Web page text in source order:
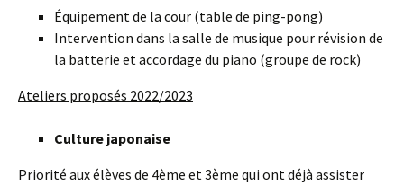
Équipement de la cour (table de ping-pong)
Intervention dans la salle de musique pour révision de
la batterie et accordage du piano (groupe de rock)
Ateliers proposés 2022/2023
Culture japonaise
Priorité aux élèves de 4ème et 3ème qui ont déjà assister